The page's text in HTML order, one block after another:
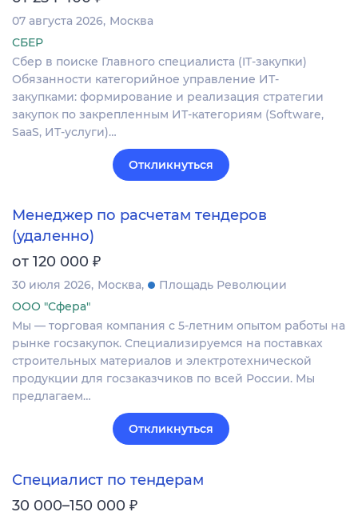
07 августа 2026 Москва
СБЕР
Сбер в поиске Главного специалиста (IT-закупки)
Обязанности категорийное управление ИТ-
закупками: формирование и реализация стратегии
закупок по закрепленным ИТ-категориям (Software,
SaaS, ИТ-услуги)…
Откликнуться
Менеджер по расчетам тендеров
(удаленно)
от 120 000 ₽
30 июля 2026 Москва
Площадь Революции
ООО "Сфера"
Мы — торговая компания с 5-летним опытом работы на
рынке госзакупок. Специализируемся на поставках
строительных материалов и электротехнической
продукции для госзаказчиков по всей России. Мы
предлагаем…
Откликнуться
Специалист по тендерам
30 000–150 000 ₽